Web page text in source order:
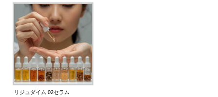
リジュダイム 02セラム